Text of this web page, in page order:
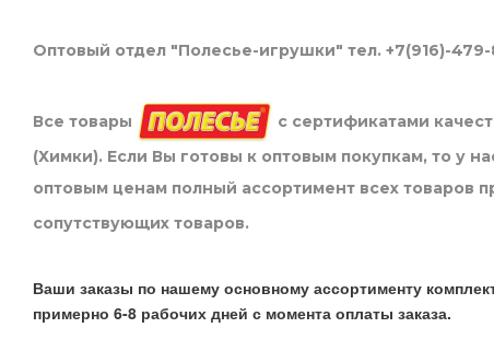
Оптовый отдел "Полесье-игрушки" тел. +7(916)-
Все товары
с сертификатами
(Химки). Если Вы готовы к оптовым покупкам, то у
оптовым ценам полный ассортимент всех товаров
сопутствующих товаров.
Ваши заказы по нашему основному ассортименту
примерно 6-8 рабочих дней с момента оплаты заказа.